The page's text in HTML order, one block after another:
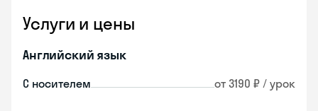
Услуги и цены
Английский язык
С носителем от 3190 ₽ / урок